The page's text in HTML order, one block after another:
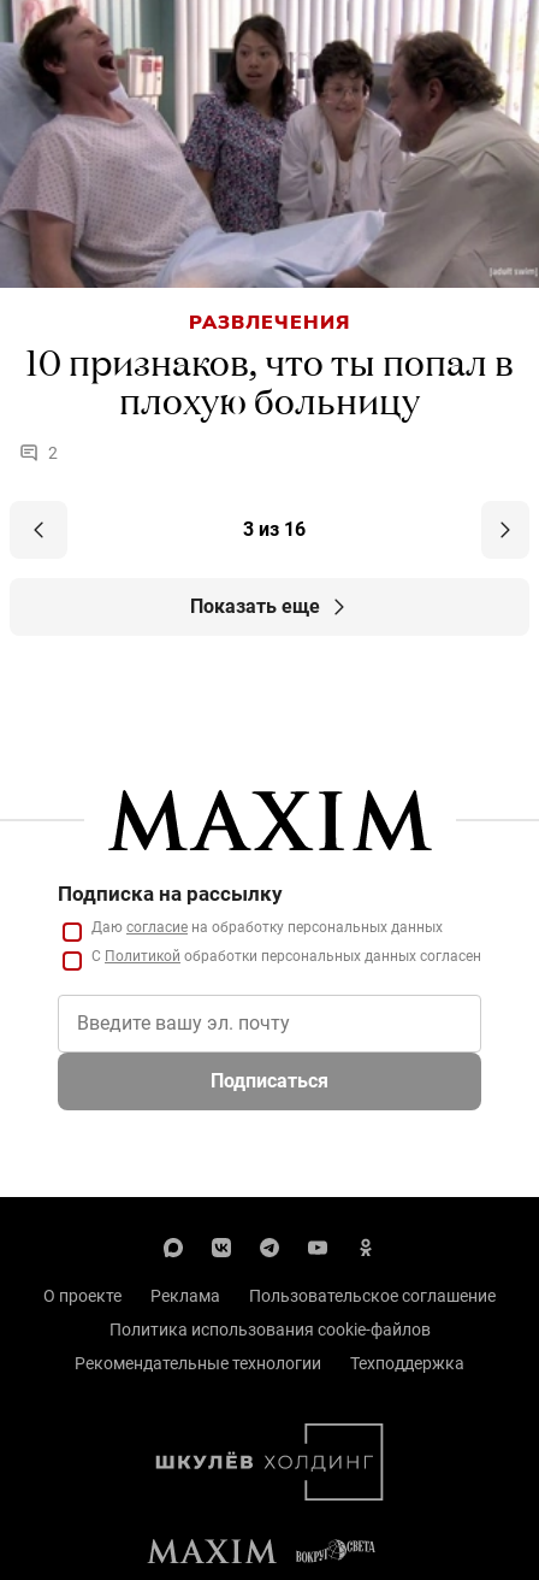
РАЗВЛЕЧЕНИЯ
10 признаков, что ты попал в
плохую больницу
2
3 из 16
Показать еще
Подписка на рассылку
Даю согласие на обработку персональных данных
С Политикой обработки персональных данных согласен
Подписаться
О проекте Реклама
Пользовательское соглашение
Политика использования cookie-файлов
Рекомендательные технологии
Техподдержка